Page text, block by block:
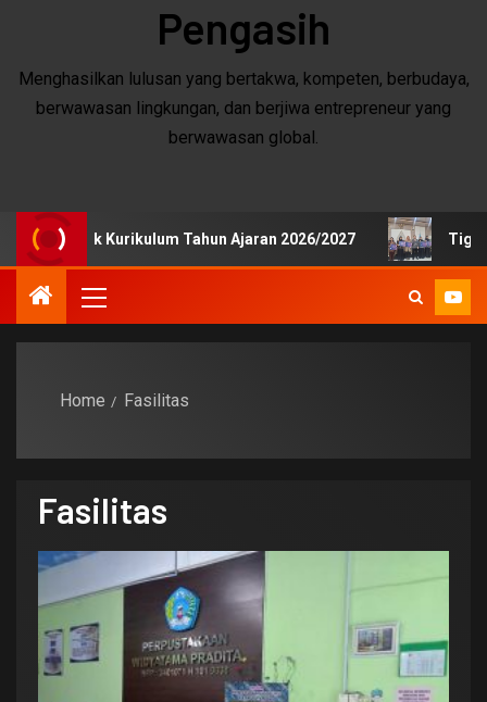
Pengasih
Menghasilkan lulusan yang bertakwa, kompeten, berbudaya,
berwawasan lingkungan, dan berjiwa entrepreneur yang
berwawasan global.
Publik Kurikulum Tahun Ajaran 2026/2027 Tiga Siswa
Home Fasilitas
Fasilitas